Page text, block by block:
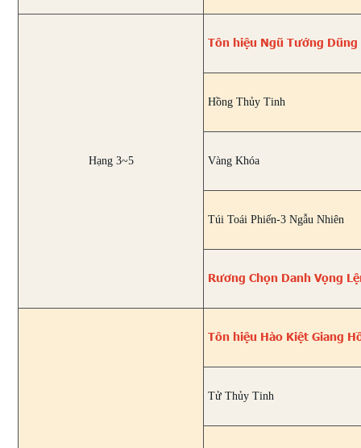
Hạng 3~5
Tôn hiệu Ngũ Tướng
Hồng Thủy Tinh
Vàng Khóa
Túi Toái Phiến-3 Ngẫu Nhiên
Rương Chọn Danh Vọng
Tôn hiệu Hào Kiệt Giang
Tử Thủy Tinh